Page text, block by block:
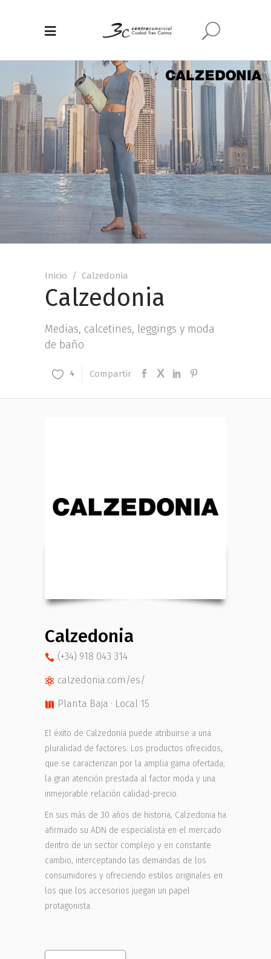
Inicio / Calzedonia
Calzedonia
Medias, calcetines, leggings y moda
de baño
4 Compartir
Calzedonia
(+34) 918 043 314
calzedonia.com/es/
Planta Baja · Local 15
El éxito de Calzedonia puede atribuirse a una
pluralidad de factores: Los productos ofrecidos,
que se caracterizan por la amplia gama ofertada;
la gran atención prestada al factor moda y una
inmejorable relación calidad-precio.
En sus más de 30 años de historia, Calzedonia ha
afirmado su ADN de especialista en el mercado
dentro de un sector complejo y en constante
cambio, interceptando las demandas de los
consumidores y ofreciendo estilos originales en
los que los accesorios juegan un papel
protagonista.